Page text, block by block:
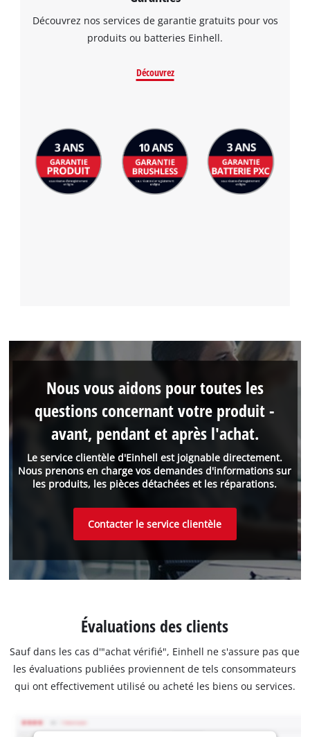
Powered by
Usercentrics Consent
Découvrez nos services de garantie gratuits pour vos
produits ou batteries Einhell.
Découvrez
Le service clientèle d'Einhell est joignable directement.
Nous prenons en charge vos demandes d'informations sur
les produits, les pièces détachées et les réparations.
Nous vous aidons pour toutes les
questions concernant votre produit -
avant, pendant et après l'achat.
Contacter le service clientèle
Évaluations des clients
Sauf dans les cas d'"achat vérifié", Einhell ne s'assure pas que
les évaluations publiées proviennent de tels consommateurs
qui ont effectivement utilisé ou acheté les biens ou services.